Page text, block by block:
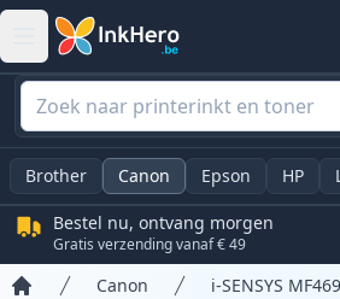
Brother Canon Epson HP
Bestel nu, ontvang morgen
Gratis verzending vanaf € 49
Canon